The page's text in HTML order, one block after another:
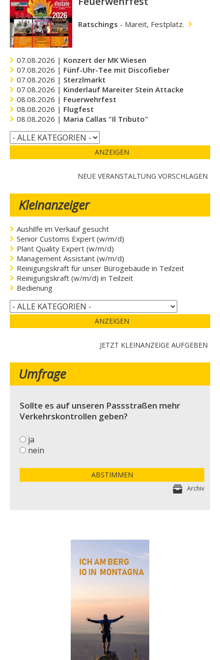
Ratschings - Mareit, Festplatz.
07.08.2026 | Konzert der MK Wiesen
07.08.2026 | Fünf-Uhr-Tee mit Discofieber
07.08.2026 | Sterzlmarkt
07.08.2026 | Kinderlauf Mareiter Stein Attacke
08.08.2026 | Feuerwehrfest
08.08.2026 | Flugfest
08.08.2026 | Maria Callas "Il Tributo"
ANZEIGEN
NEUE VERANSTALTUNG VORSCHLAGEN
Kleinanzeiger
Aushilfe im Verkauf gesucht
Senior Customs Expert (w/m/d)
Plant Quality Expert (w/m/d)
Management Assistant (w/m/d)
Reinigungskraft für unser Bürogebäude in Teilzeit
Reinigungskraft (w/m/d) in Teilzeit
Bedienung
ANZEIGEN
JETZT KLEINANZEIGE AUFGEBEN
Umfrage
Sollte es auf unseren Passstraßen mehr
Verkehrskontrollen geben?
ja
nein
ABSTIMMEN
Archiv